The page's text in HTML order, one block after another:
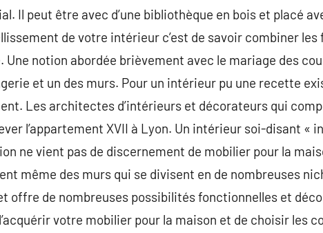
Il peut être avec d’une bibliothèque en bois et placé
de votre intérieur c’est de savoir combiner
Une notion abordée brièvement avec le mariage des
et un des murs. Pour un intérieur pu une recette
Les architectes d’intérieurs et décorateurs qui
l’appartement XVII à Lyon. Un intérieur soi-disant «
ne vient pas de discernement de mobilier pour la
même des murs qui se divisent en de nombreuses
offre de nombreuses possibilités fonctionnelles et
votre mobilier pour la maison et de choisir les